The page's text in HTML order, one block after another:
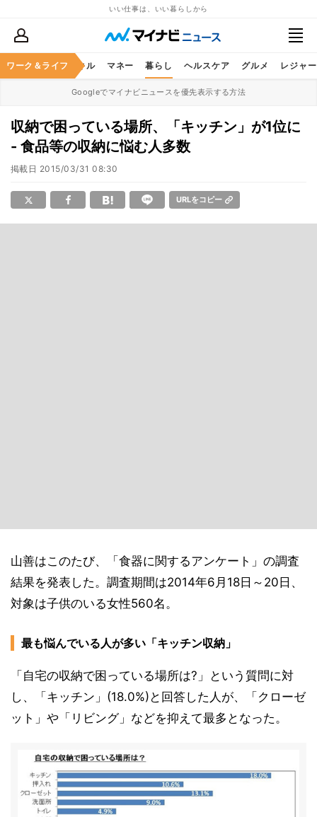
いい仕事は、いい暮らしから
ワーク＆ライフ
ア ビジネススキル マネー 暮らし ヘルスケア グルメ レジャー
Googleでマイナビニュースを優先表示する方法
収納で困っている場所、「キッチン」が1位に
- 食品等の収納に悩む人多数
掲載日 2015/03/31 08:30
URLをコピー
山善はこのたび、「食器に関するアンケート」の調査
結果を発表した。調査期間は2014年6月18日～20日、
対象は子供のいる女性560名。
最も悩んでいる人が多い「キッチン収納」
「自宅の収納で困っている場所は?」という質問に対
し、「キッチン」(18.0%)と回答した人が、「クローゼ
ット」や「リビング」などを抑えて最多となった。